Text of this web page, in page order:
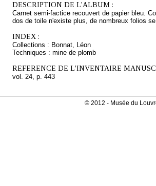
DESCRIPTION DE L'ALBUM :
Carnet semi-factice recouvert de papier bleu.
dos de toile n'existe plus, de nombreux folios
INDEX :
Collections : Bonnat, Léon
Techniques : mine de plomb
REFERENCE DE L'INVENTAIRE
vol. 24, p. 443
© 2012 - Musée du